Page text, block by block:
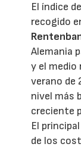
El índice
recogido
Alemania
y el medio
verano de
nivel más
creciente
El
de los